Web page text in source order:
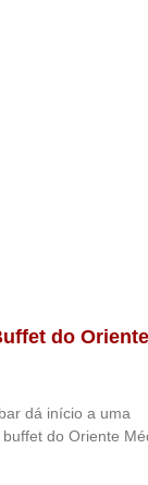
do Oriente
dá início a uma
do Oriente